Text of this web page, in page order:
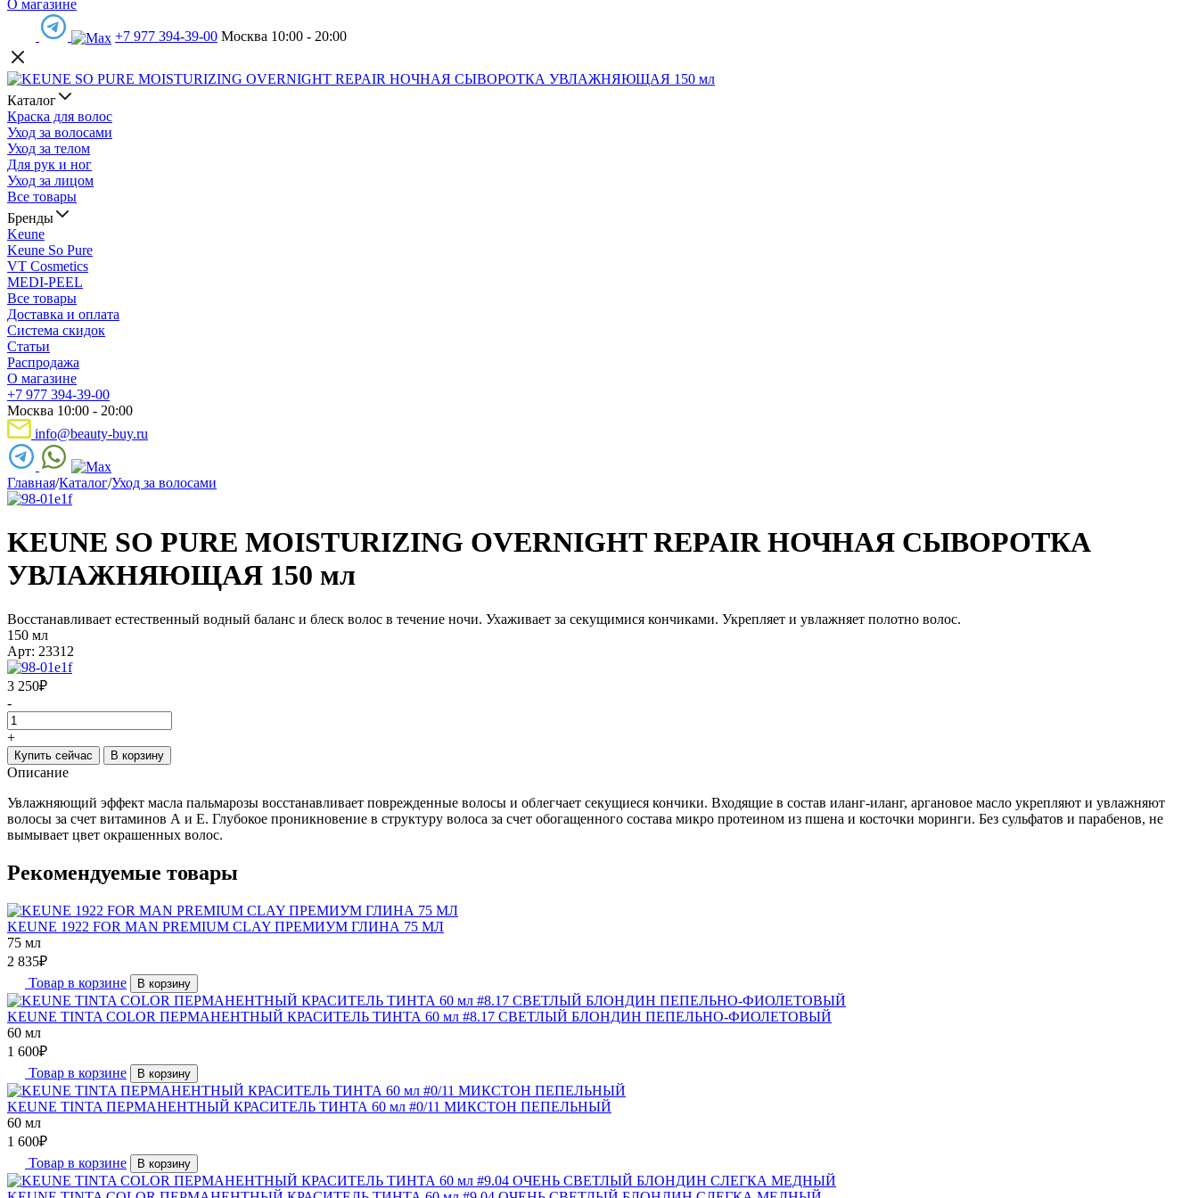
О магазине
+7 977 394-39-00 Москва 10:00 - 20:00
Каталог
Краска для волос
Уход за волосами
Уход за телом
Для рук и ног
Уход за лицом
Все товары
Бренды
Keune
Keune So Pure
VT Cosmetics
MEDI-PEEL
Все товары
Доставка и оплата
Система скидок
Статьи
Распродажа
О магазине
+7 977 394-39-00
Москва 10:00 - 20:00
info@beauty-buy.ru
Главная/Каталог/Уход за волосами
KEUNE SO PURE MOISTURIZING OVERNIGHT REPAIR НОЧНАЯ СЫВОРОТКА
УВЛАЖНЯЮЩАЯ 150 мл
Восстанавливает естественный водный баланс и блеск волос в течение ночи. Ухаживает за секущимися кончиками. Укрепляет и увлажняет полотно волос.
150 мл
Арт: 23312
3 250₽
-
+
Купить сейчас В корзину
Описание
Увлажняющий эффект масла пальмарозы восстанавливает поврежденные волосы и облегчает секущиеся кончики. Входящие в состав иланг-иланг, аргановое масло укрепляют и увлажняют
волосы за счет витаминов А и Е. Глубокое проникновение в структуру волоса за счет обогащенного состава микро протеином из пшена и косточки моринги. Без сульфатов и парабенов, не
вымывает цвет окрашенных волос.
Рекомендуемые товары
KEUNE 1922 FOR MAN PREMIUM CLAY ПРЕМИУМ ГЛИНА 75 МЛ
75 мл
2 835₽
Товар в корзине
В корзину
KEUNE TINTA COLOR ПЕРМАНЕНТНЫЙ КРАСИТЕЛЬ ТИНТА 60 мл #8.17 СВЕТЛЫЙ БЛОНДИН ПЕПЕЛЬНО-ФИОЛЕТОВЫЙ
60 мл
1 600₽
Товар в корзине
В корзину
KEUNE TINTA ПЕРМАНЕНТНЫЙ КРАСИТЕЛЬ ТИНТА 60 мл #0/11 МИКСТОН ПЕПЕЛЬНЫЙ
60 мл
1 600₽
Товар в корзине
В корзину